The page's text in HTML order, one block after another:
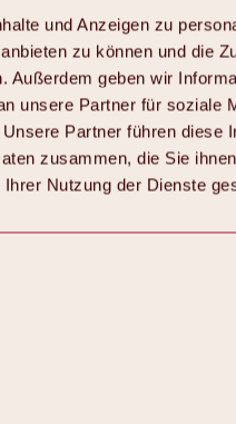
und Anzeigen zu
zu können und die
Außerdem geben wir
unsere Partner für soziale
Partner führen diese
zusammen, die Sie
Nutzung der Dienste